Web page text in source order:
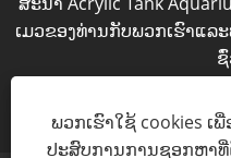
ເມວ​ຂອງ​ທ່ານ​ກັບ​ພວກ​ເຮົາ​ແລ
ສອບຖາມດຽວນີ້
ພວກເຮົາໃຊ້ cookies ເ
ປະສົບການການຊອກຫາທີ່